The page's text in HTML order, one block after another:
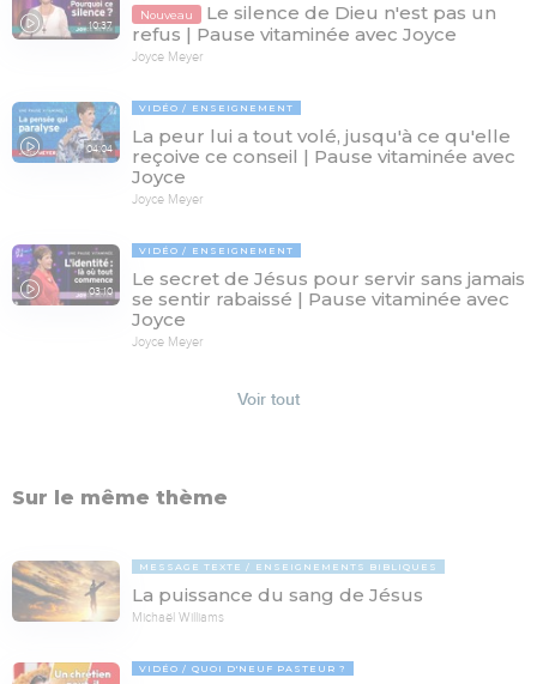
10:37
Nouveau
Le silence de Dieu n'est pas un
refus | Pause vitaminée avec Joyce
Joyce Meyer
04:04
VIDÉO ENSEIGNEMENT
La peur lui a tout volé, jusqu'à ce qu'elle
reçoive ce conseil | Pause vitaminée avec
Joyce
Joyce Meyer
03:10
VIDÉO ENSEIGNEMENT
Le secret de Jésus pour servir sans jamais
se sentir rabaissé | Pause vitaminée avec
Joyce
Joyce Meyer
Voir tout
Sur le même thème
MESSAGE TEXTE ENSEIGNEMENTS BIBLIQUES
La puissance du sang de Jésus
Michaël Williams
VIDÉO QUOI D'NEUF PASTEUR ?